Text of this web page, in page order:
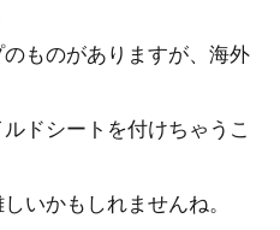
ものがありますが、海外
ドシートを付けちゃうこ
いかもしれませんね。